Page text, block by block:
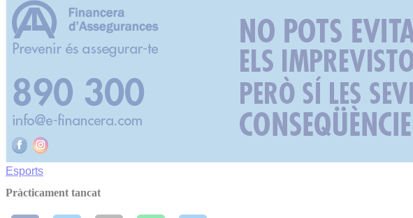
Esports
Pràcticament tancat